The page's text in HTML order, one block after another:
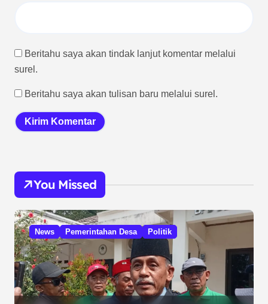
Beritahu saya akan tindak lanjut komentar melalui
surel.
Beritahu saya akan tulisan baru melalui surel.
You Missed
News Pemerintahan Desa Politik